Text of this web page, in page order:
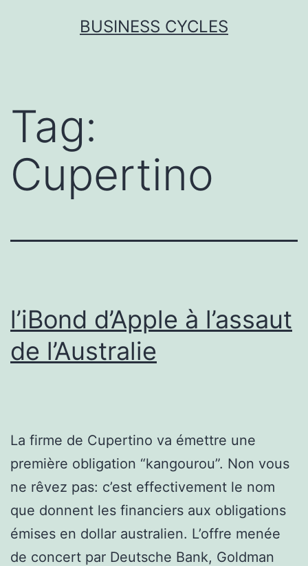
BUSINESS CYCLES
Tag:
Cupertino
l’iBond d’Apple à l’assaut
de l’Australie
La firme de Cupertino va émettre une
première obligation “kangourou”. Non vous
ne rêvez pas: c’est effectivement le nom
que donnent les financiers aux obligations
émises en dollar australien. L’offre menée
de concert par Deutsche Bank, Goldman